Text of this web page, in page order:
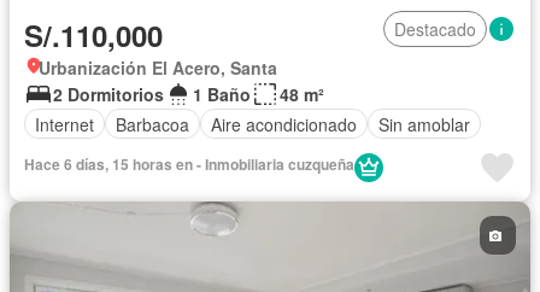
S/.110,000
Destacado
Urbanización El Acero, Santa
2 Dormitorios
1 Baño
48 m²
Internet
Barbacoa Aire acondicionado Sin amoblar
Hace 6 días, 15 horas en - Inmobiliaria cuzqueña